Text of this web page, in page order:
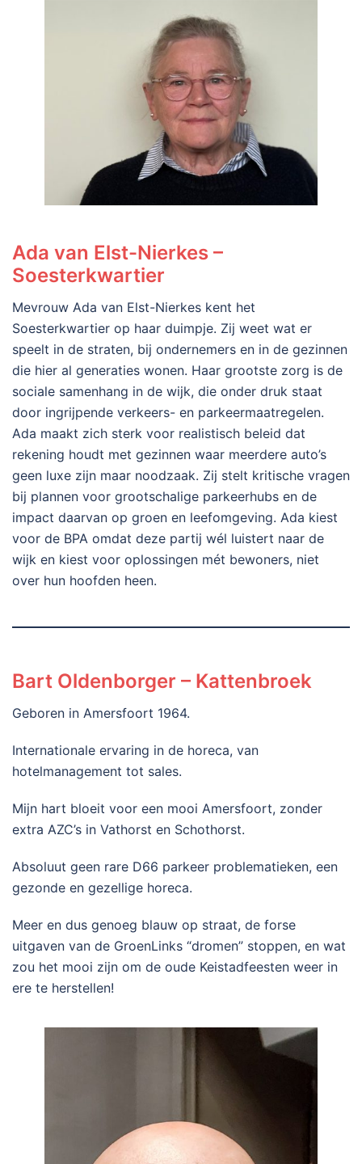
Ada van Elst-Nierkes –
Soesterkwartier
Mevrouw Ada van Elst-Nierkes kent het
Soesterkwartier op haar duimpje. Zij weet wat er
speelt in de straten, bij ondernemers en in de gezinnen
die hier al generaties wonen. Haar grootste zorg is de
sociale samenhang in de wijk, die onder druk staat
door ingrijpende verkeers- en parkeermaatregelen.
Ada maakt zich sterk voor realistisch beleid dat
rekening houdt met gezinnen waar meerdere auto’s
geen luxe zijn maar noodzaak. Zij stelt kritische vragen
bij plannen voor grootschalige parkeerhubs en de
impact daarvan op groen en leefomgeving. Ada kiest
voor de BPA omdat deze partij wél luistert naar de
wijk en kiest voor oplossingen mét bewoners, niet
over hun hoofden heen.
Bart Oldenborger – Kattenbroek
Geboren in Amersfoort 1964.
Internationale ervaring in de horeca, van
hotelmanagement tot sales.
Mijn hart bloeit voor een mooi Amersfoort, zonder
extra AZC’s in Vathorst en Schothorst.
Absoluut geen rare D66 parkeer problematieken, een
gezonde en gezellige horeca.
Meer en dus genoeg blauw op straat, de forse
uitgaven van de GroenLinks “dromen” stoppen, en wat
zou het mooi zijn om de oude Keistadfeesten weer in
ere te herstellen!